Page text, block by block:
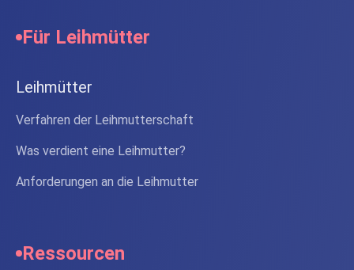
Für Leihmütter
Leihmütter
Verfahren der Leihmutterschaft
Was verdient eine Leihmutter?
Anforderungen an die Leihmutter
Ressourcen